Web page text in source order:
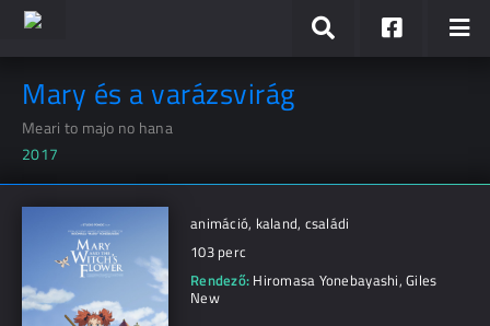
Mary és a varázsvirág
Meari to majo no hana
2017
animáció, kaland, családi
103 perc
Rendező: Hiromasa Yonebayashi,Giles
New